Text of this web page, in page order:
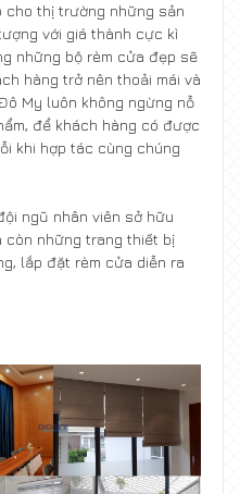
cho thị trường những sản
với giá thành cực kì
những bộ rèm cửa đẹp sẽ
hàng trở nên thoải mái và
My luôn không ngừng nỗ
để khách hàng có được
khi hợp tác cùng chúng
ngũ nhân viên sở hữu
còn những trang thiết bị
lắp đặt rèm cửa diễn ra